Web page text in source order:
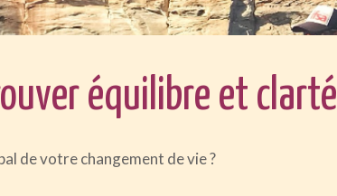
équilibre et clarté
de votre changement de vie ?